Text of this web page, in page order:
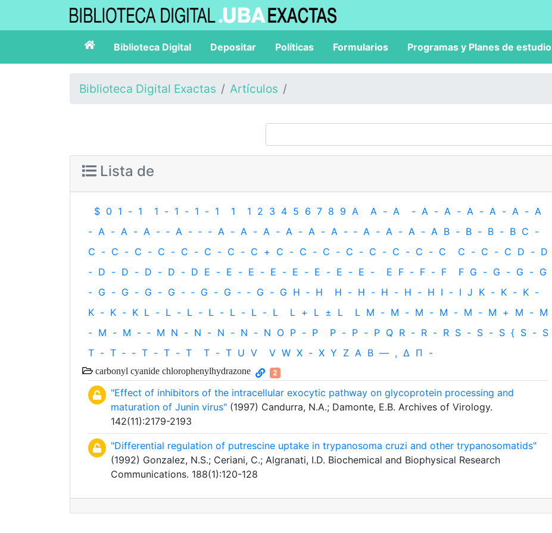
Biblioteca Digital Depositar Políticas Formularios Programas y Planes de estudio
Biblioteca Digital Exactas Artículos
Lista de
$ 0 1 - 1 1 - 1 - 1 - 1 1 1 2 3 4 5 6 7 8 9 A A - A - A - A - A - A - A - A
- A - A - A - ‐ A - ‐ - A - A - A - A - A - A - ‐ A - A - A - A B - B - B - B C -
C - C - C - C - C - C - C - C + C - C - C - C - C - C - C - C C - C - C D - D
- D - D - D - D - D E - E - E - E - E - E - E - E - E F - F - F F G - G - G - G
- G - G - G - G - ‐ G - G - ‐ G - G H ‐ H H - H - H - H - H I - I J K - K - K -
K - K - K L - L - L - L - L - L - L L + L ± L L M - M - M - M - M - M + M - M
- M - M - ‐ M N - N - N - N - N O P - P P - P - P Q R - R - R S - S - S { S - S
T - T ‐ - T - T - T T - T U V V W X - X Y Z Α Β — , Δ Π -
carbonyl cyanide chlorophenylhydrazone 2
"Effect of inhibitors of the intracellular exocytic pathway on glycoprotein processing and
maturation of Junin virus" (1997) Candurra, N.A.; Damonte, E.B. Archives of Virology.
142(11):2179-2193
"Differential regulation of putrescine uptake in trypanosoma cruzi and other trypanosomatids"
(1992) Gonzalez, N.S.; Ceriani, C.; Algranati, I.D. Biochemical and Biophysical Research
Communications. 188(1):120-128